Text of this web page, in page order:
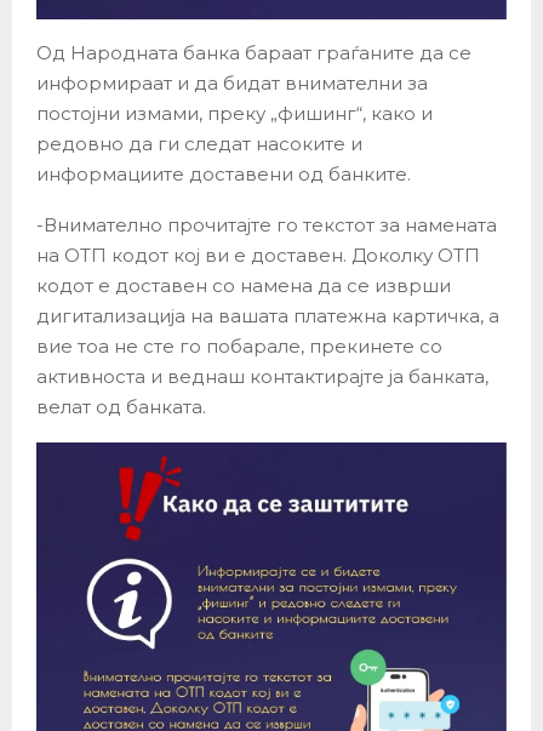
Од Народната банка бараат граѓаните да се
информираат и да бидат внимателни за
постојни измами, преку „фишинг“, како и
редовно да ги следат насоките и
информациите доставени од банките.
-Внимателно прочитајте го текстот за намената
на ОТП кодот кој ви е доставен. Доколку ОТП
кодот е доставен со намена да се изврши
дигитализација на вашата платежна картичка, а
вие тоа не сте го побарале, прекинете со
активноста и веднаш контактирајте ја банката,
велат од банката.